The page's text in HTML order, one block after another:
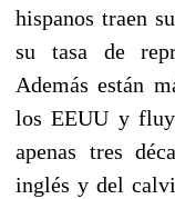
hispanos traen
su tasa de
Además están
los EEUU y
apenas tres
inglés y del